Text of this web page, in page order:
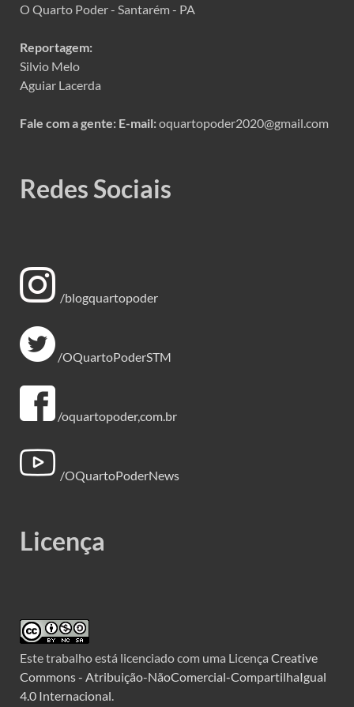
O Quarto Poder - Santarém - PA
Reportagem:
Silvio Melo
Aguiar Lacerda
Fale com a gente: E-mail:oquartopoder2020@gmail.com
Redes Sociais
/blogquartopoder
/OQuartoPoderSTM
/oquartopoder,com.br
/OQuartoPoderNews
Licença
Este trabalho está licenciado com uma Licença Creative
Commons - Atribuição-NãoComercial-CompartilhaIgual
4.0 Internacional